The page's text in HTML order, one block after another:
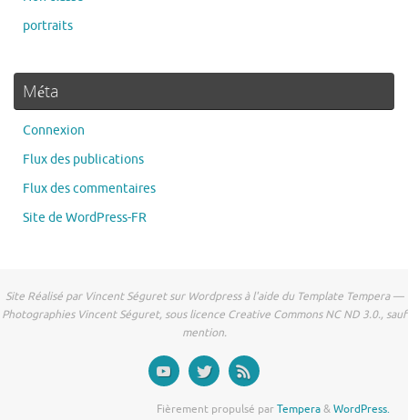
portraits
Méta
Connexion
Flux des publications
Flux des commentaires
Site de WordPress-FR
Site Réalisé par Vincent Séguret sur Wordpress à l'aide du Template Tempera —
Photographies Vincent Séguret, sous licence Creative Commons NC ND 3.0., sauf
mention.
Fièrement propulsé parTempera&WordPress.